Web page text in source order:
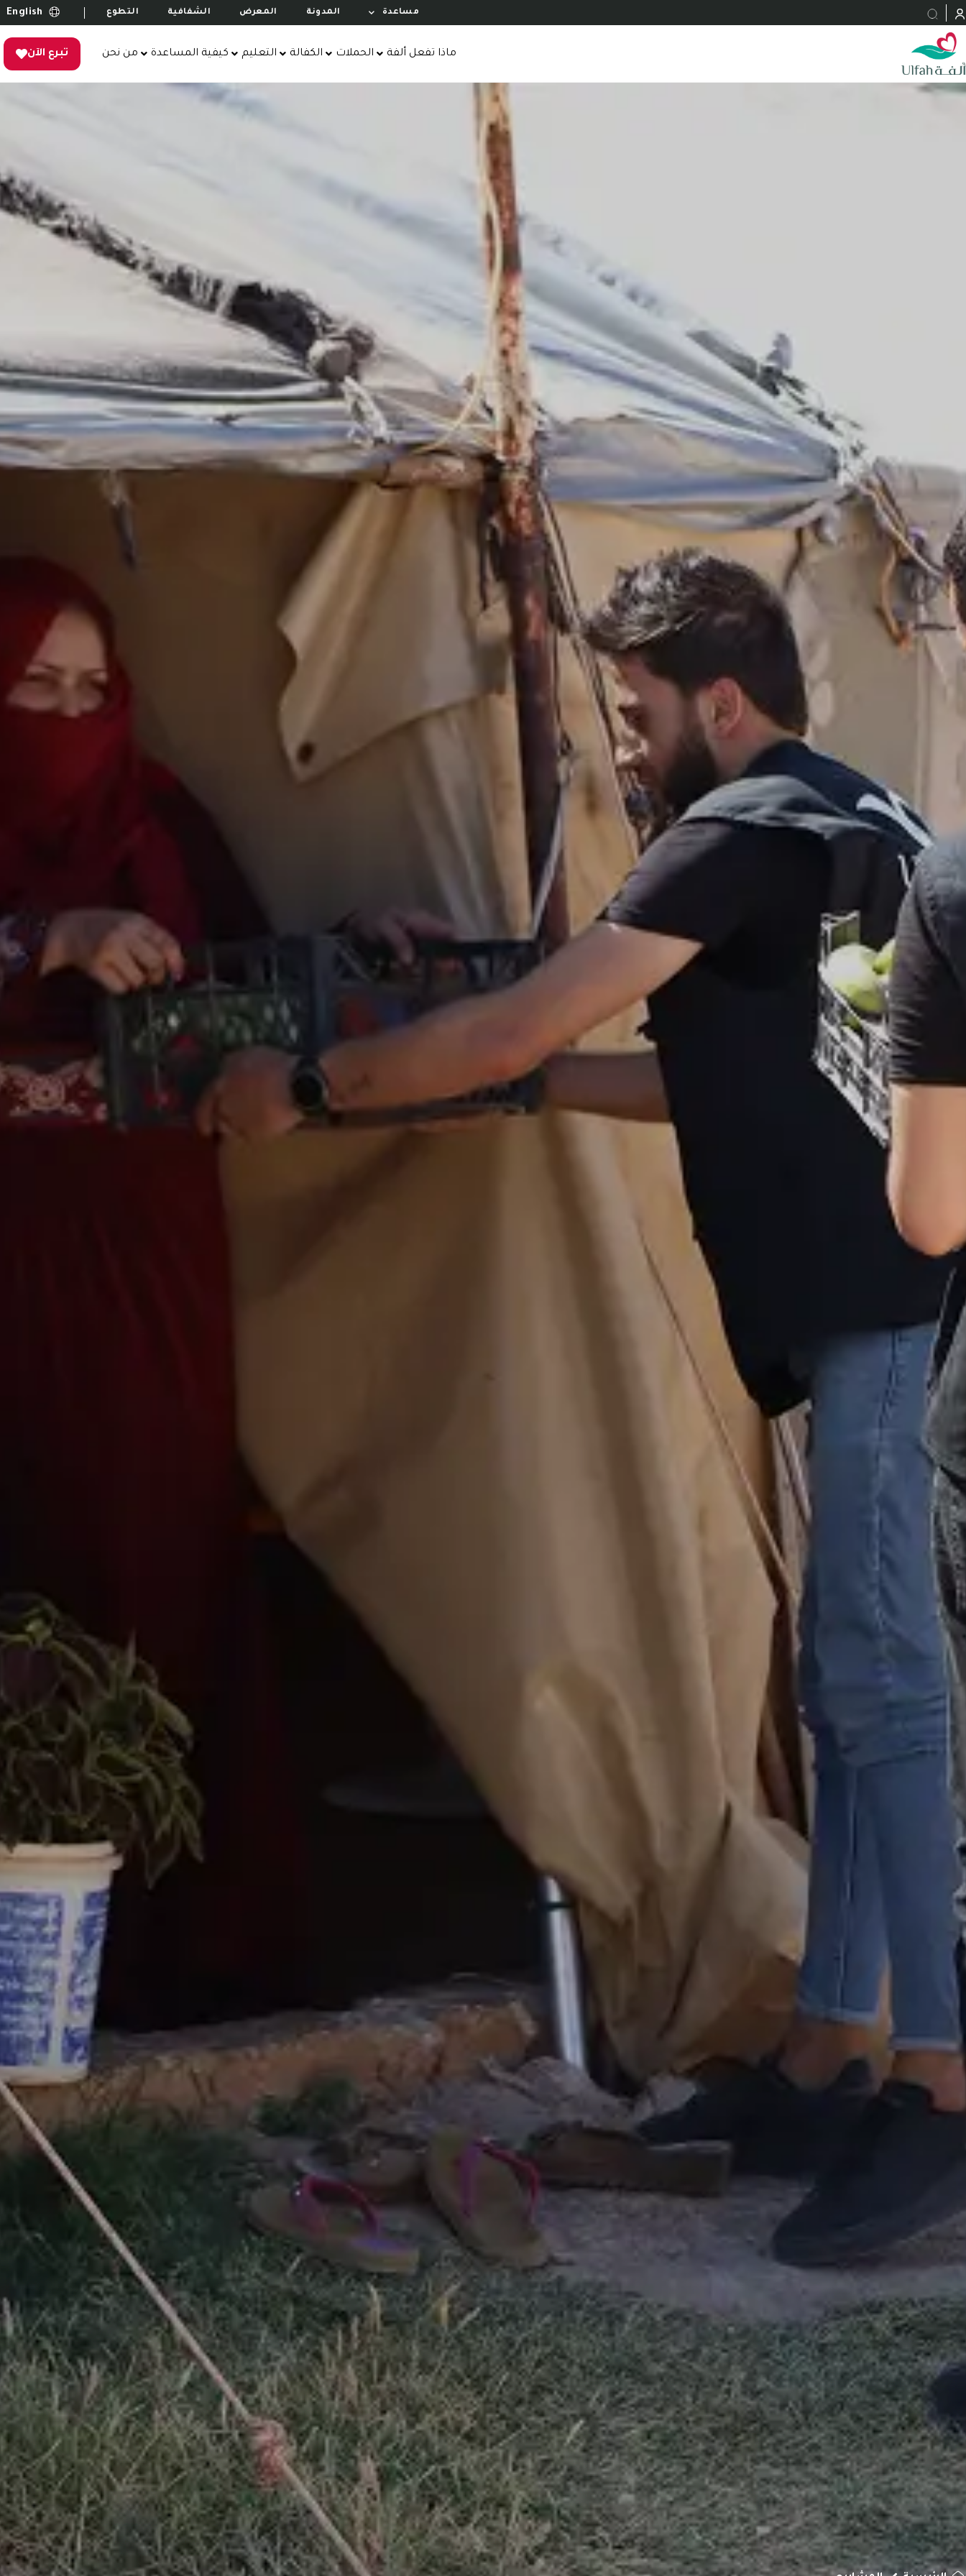
مساعدة المدونة المعرض الشفافية التطوع English
ماذا تفعل ألفة الحملات الكفالة التعليم كيفية المساعدة من نحن تبرع الآن